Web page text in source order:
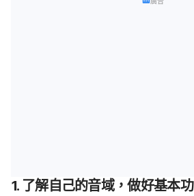
1. 了解自己的音域，做好基本功